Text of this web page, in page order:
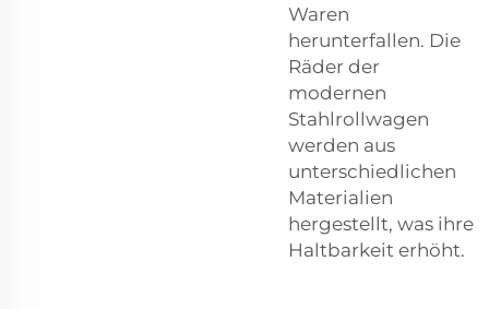
Waren
herunterfallen. Die
Räder der
modernen
Stahlrollwagen
werden aus
unterschiedlichen
Materialien
hergestellt, was ihre
Haltbarkeit erhöht.